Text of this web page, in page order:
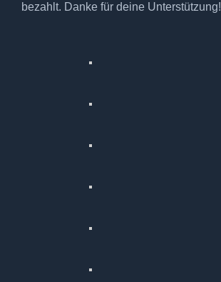
bezahlt. Danke für deine Unterstützung!